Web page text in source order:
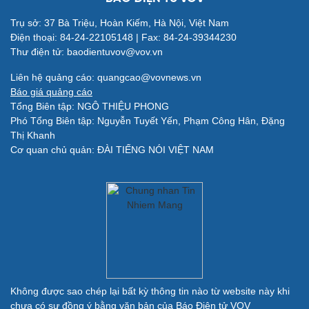
Phòng mạch online
Ăn sạch sống khỏe
Đời sống
Nhà đẹp
Tình yêu - Gia đình
Blog
Sân khấu - Điện ảnh
Văn học
Âm nhạc
Di sản
Du lịch
Quân sự - Quốc phòng
Trụ sở: 37 Bà Triệu, Hoàn Kiếm, Hà Nội, Việt Nam
Điện thoại: 84-24-22105148 | Fax: 84-24-39344230
Thư điện tử: baodientuvov@vov.vn
Liên hệ quảng cáo: quangcao@vovnews.vn
Báo giá quảng cáo
Tổng Biên tập: NGÔ THIỆU PHONG
Phó Tổng Biên tập: Nguyễn Tuyết Yến, Phạm Công Hân, Đặng
Thị Khanh
Cơ quan chủ quản: ĐÀI TIẾNG NÓI VIỆT NAM
Không được sao chép lại bất kỳ thông tin nào từ website này khi
chưa có sự đồng ý bằng văn bản của Báo Điện tử VOV